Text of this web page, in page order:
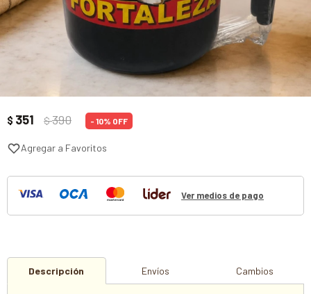
$ 351 $390 10
Ver medios de pago
Descripción Envíos Cambios